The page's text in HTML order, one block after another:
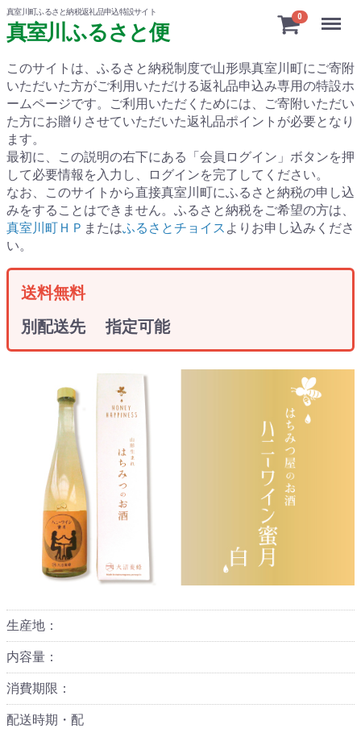
真室川町ふるさと納税返礼品申込特設サイト
真室川ふるさと便
このサイトは、ふるさと納税制度で山形県真室川町にご寄附
いただいた方がご利用いただける返礼品申込み専用の特設ホ
ームページです。
ご利用いただくためには、ご寄附いただい
た方にお贈りさせていただいた返礼品ポイントが必要となり
ます。
最初に、この説明の右下にある「会員ログイン」ボタンを押
して必要情報を入力し、ログインを完了してください。
なお、このサイトから直接真室川町にふるさと納税の申し込
みをすることはできません。ふるさと納税をご希望の方は、
真室川町ＨＰ またはふるさとチョイス よりお申し込みくださ
い。
0
送料無料
別配送先 指定可能
Menu
生産地：
内容量：
消費期限：
配送時期・配